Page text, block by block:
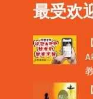
最受欢